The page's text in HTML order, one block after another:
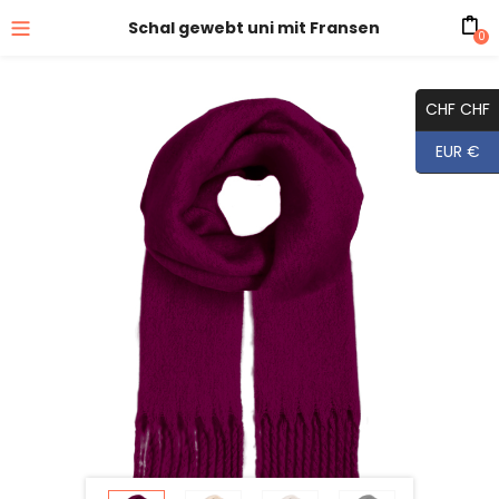
Schal gewebt uni mit Fransen 0
CHF CHF
EUR €